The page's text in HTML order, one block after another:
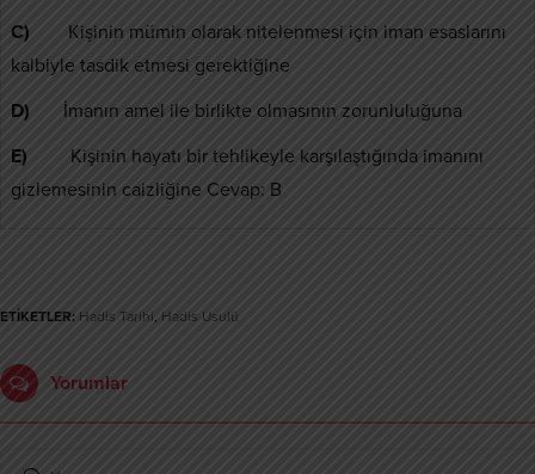
C)
Kişinin mümin olarak nitelenmesi için iman esaslarını
kalbiyle tasdik etmesi gerektiğine
D)
İmanın amel ile birlikte olmasının zorunluluğuna
E)
Kişinin hayatı bir tehlikeyle karşılaştığında imanını
gizlemesinin caizliğine Cevap: B
ETİKETLER: Hadis Tarihi Hadis Usulü
Yorumlar